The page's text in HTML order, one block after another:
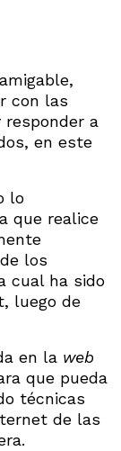
con las
a
en este
lo
que realice
los
cual ha sido
luego de
en la web
que pueda
técnicas
de las